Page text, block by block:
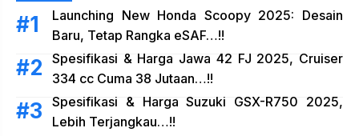
Launching New Honda Scoopy 2025: Desain
Baru, Tetap Rangka eSAF…!!
Spesifikasi & Harga Jawa 42 FJ 2025, Cruiser
334 cc Cuma 38 Jutaan…!!
Spesifikasi & Harga Suzuki GSX-R750 2025,
Lebih Terjangkau…!!